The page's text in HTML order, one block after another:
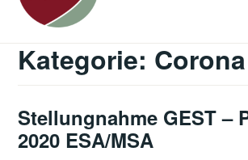
Kategorie: Corona
Stellungnahme GEST –
2020 ESA/MSA